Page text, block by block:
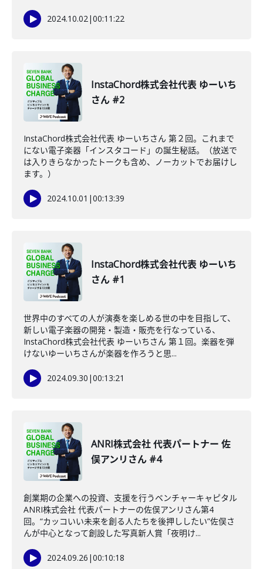
2024.10.02|00:11:22
InstaChord株式会社代表 ゆーいち
さん #2
InstaChord株式会社代表 ゆーいちさん 第２回。これまで
にない電子楽器「インスタコード」の誕生秘話。（放送で
は入りきらなかったトークも含め、ノーカットでお届けし
ます。）
2024.10.01 |00:13:39
InstaChord株式会社代表 ゆーいち
さん #1
世界中のすべての人が演奏を楽しめる世の中を目指して、
新しい電子楽器の開発・製造・販売を行なっている、
InstaChord株式会社代表 ゆーいちさん 第１回。楽器を弾
けないゆーいちさんが楽器を作ろうと思...
2024.09.30 |00:13:21
ANRI株式会社 代表パートナー 佐
俣アンリさん #4
創業期の企業への投資、支援を行うベンチャーキャピタル
ANRI株式会社 代表パートナーの佐俣アンリさん第4
回。“カッコいい未来を創る人たちを後押ししたい”佐俣さ
んが中心となって創設した写真新人賞「夜明け...
2024.09.26 |00:10:18